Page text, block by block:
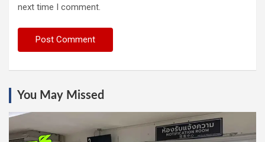
next time I comment.
You May Missed